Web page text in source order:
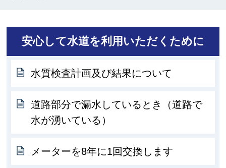
安心して水道を利用いただくために
水質検査計画及び結果について
道路部分で漏水しているとき（道路で
水が湧いている）
メーターを8年に1回交換します